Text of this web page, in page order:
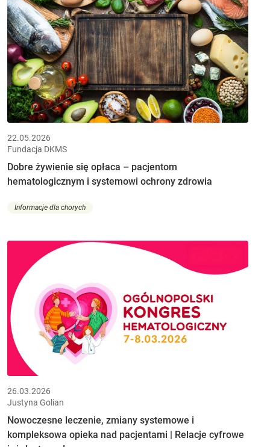
22.05.2026
Fundacja DKMS
Dobre żywienie się opłaca – pacjentom
hematologicznym i systemowi ochrony zdrowia
Informacje dla chorych
26.03.2026
Justyna Golian
Nowoczesne leczenie, zmiany systemowe i
kompleksowa opieka nad pacjentami | Relacje cyfrowe